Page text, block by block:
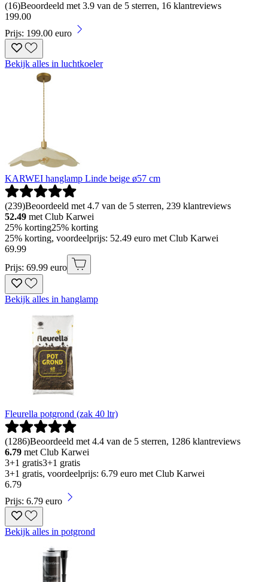
(16)Beoordeeld met 3.9 van de 5 sterren, 16 klantreviews
199.00
Prijs: 199.00 euro
Bekijk alles in luchtkoeler
KARWEI hanglamp Linde beige ø57 cm
(239)Beoordeeld met 4.7 van de 5 sterren, 239 klantreviews
52.49 met Club Karwei
25% korting25% korting
25% korting, voordeelprijs: 52.49 euro met Club Karwei
69.99
Prijs: 69.99 euro
Bekijk alles in hanglamp
Fleurella potgrond (zak 40 ltr)
(1286)Beoordeeld met 4.4 van de 5 sterren, 1286 klantreviews
6.79 met Club Karwei
3+1 gratis3+1 gratis
3+1 gratis, voordeelprijs: 6.79 euro met Club Karwei
6.79
Prijs: 6.79 euro
Bekijk alles in potgrond